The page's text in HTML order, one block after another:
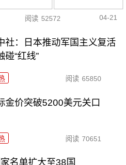
阅读 52572 04-21
社：日本推动军国主义复活
碰“红线”
阅读 65850
金价突破5200美元关口
阅读 70651
名单扩大至38国